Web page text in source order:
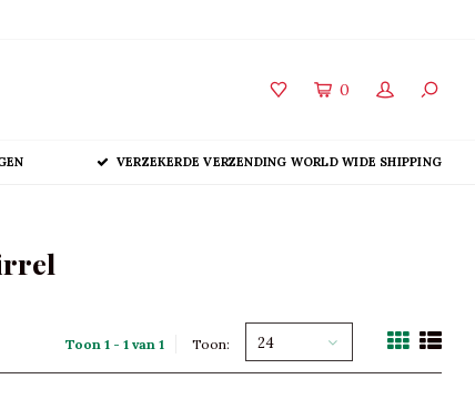
0
VERZEKERDE VERZENDING WORLD WIDE SHIPPING
Toon 1 - 1 van 1 Toon: 24